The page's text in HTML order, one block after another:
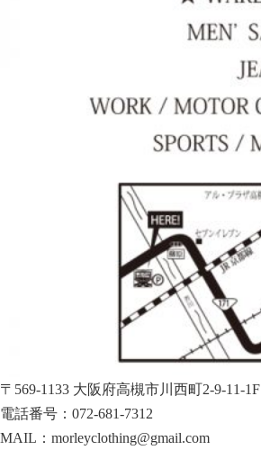
〒569-1133 大阪府高槻市川西町2-9-11-1F
電話番号：072-681-7312
MAIL：morleyclothing@gmail.com